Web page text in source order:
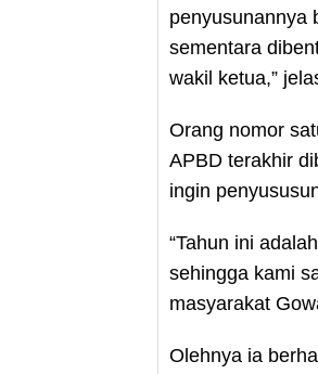
penyusunannya
sementara
wakil ketua,”
Orang nomor
APBD terakhir
ingin
“Tahun ini
sehingga kami
masyarakat
Olehnya ia